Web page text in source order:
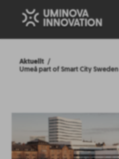
Aktuellt
Umeå part of Smart City Sweden